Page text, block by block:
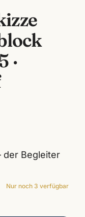
·
der Begleiter
Nur noch 3 verfügbar